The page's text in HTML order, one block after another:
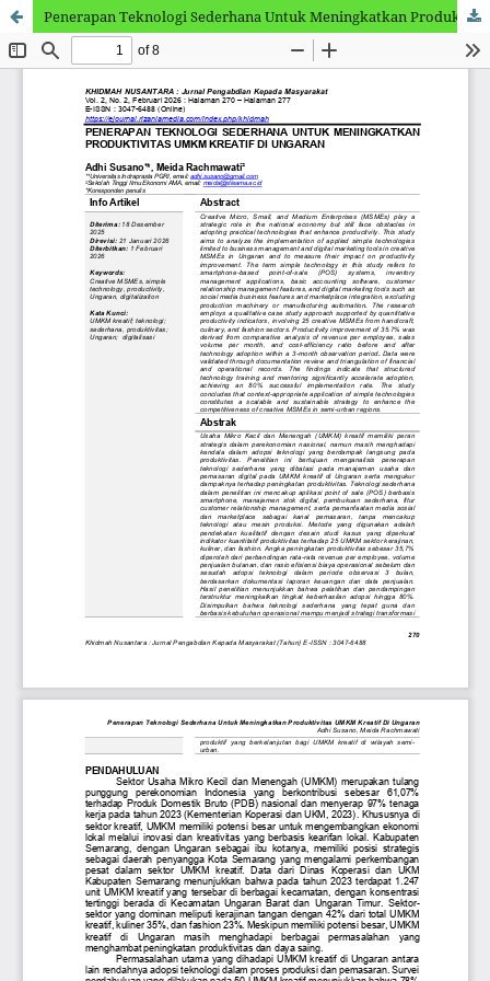
Penerapan Teknologi Sederhana Untuk Meningkatkan Produktivitas UMKM Kreatif Di Ungaran